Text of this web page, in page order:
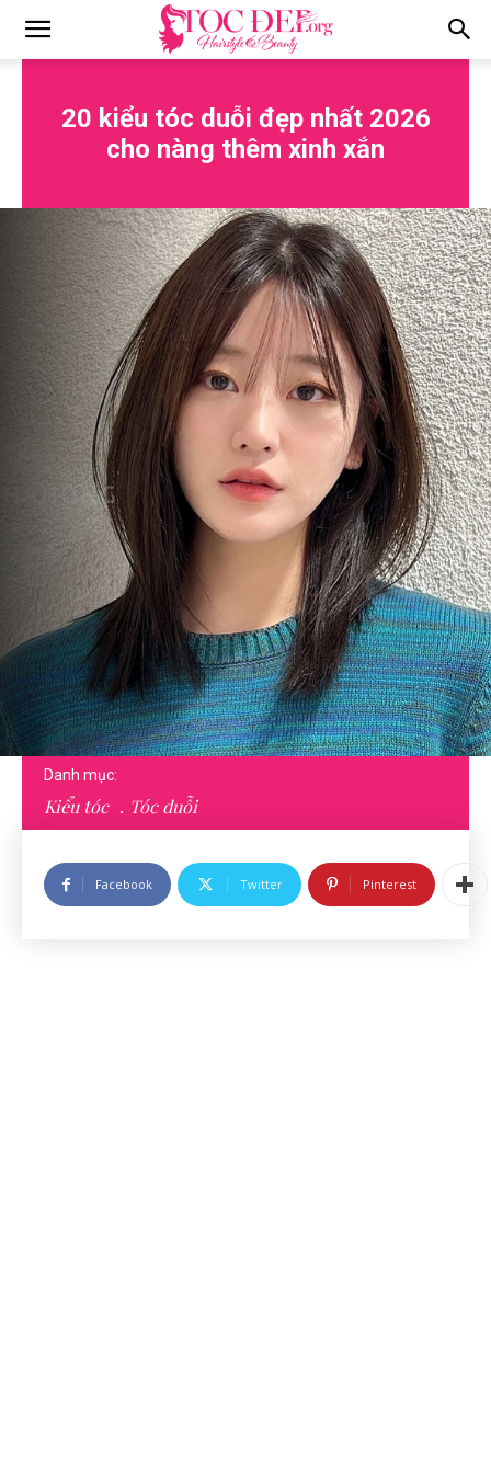
20 kiểu tóc duỗi đẹp nhất 2026
cho nàng thêm xinh xắn
Danh mục:
Kiểu tóc Tóc duỗi
Facebook Twitter Pinterest